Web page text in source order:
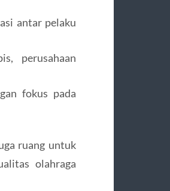
antar pelaku
perusahaan
fokus pada
ruang untuk
olahraga